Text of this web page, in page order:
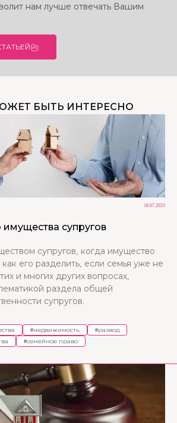
нам лучше отвечать Вашим
БЫТЬ ИНТЕРЕСНО
18.07.2025
супругов
супругов, когда имущество
его разделить, если семья уже не
и многих других вопросах,
раздела общей
супругов.
#недвижимость #развод
#семейное право